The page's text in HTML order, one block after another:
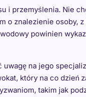
i przemyślenia. Nie
o znalezienie osoby,
powinien
na jego
który na co dzień
takim jak